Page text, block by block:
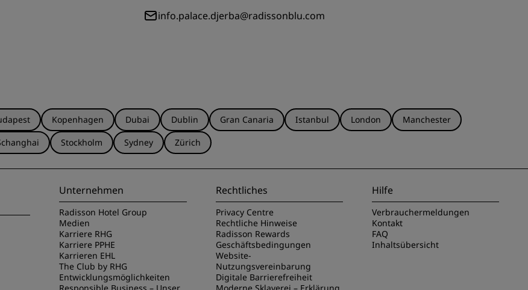
info.palace.djerba@radissonblu.com
Kopenhagen Dubai Dublin Gran Canaria Istanbul London
Manchester
Stockholm Sydney Zürich
Unternehmen
Radisson Hotel Group
Medien
Karriere RHG
Karriere PPHE
Karrieren EHL
The Club by RHG
Entwicklungsmöglichkeiten
Rechtliches
Privacy Centre
Rechtliche Hinweise
Radisson Rewards
Geschäftsbedingungen
Website-
Nutzungsvereinbarung
Digitale Barrierefreiheit
Hilfe
Verbrauchermeldungen
Kontakt
FAQ
Inhaltsübersicht